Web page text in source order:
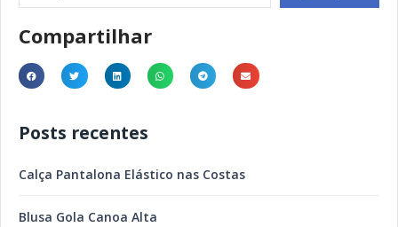
Compartilhar
Posts recentes
Calça Pantalona Elástico nas Costas
Blusa Gola Canoa Alta